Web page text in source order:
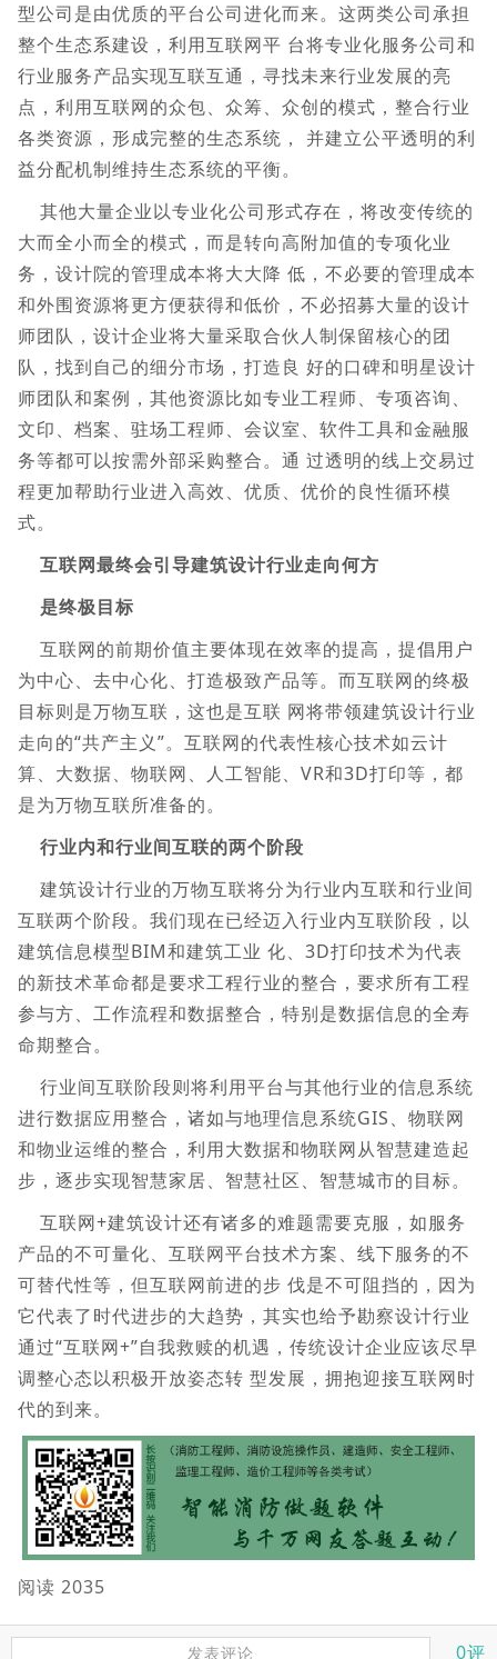
型公司是由优质的平台公司进化而来。这两类公司承担
整个生态系建设，利用互联网平 台将专业化服务公司和
行业服务产品实现互联互通，寻找未来行业发展的亮
点，利用互联网的众包、众筹、众创的模式，整合行业
各类资源，形成完整的生态系统， 并建立公平透明的利
益分配机制维持生态系统的平衡。
其他大量企业以专业化公司形式存在，将改变传统的
大而全小而全的模式，而是转向高附加值的专项化业
务，设计院的管理成本将大大降 低，不必要的管理成本
和外围资源将更方便获得和低价，不必招募大量的设计
师团队，设计企业将大量采取合伙人制保留核心的团
队，找到自己的细分市场，打造良 好的口碑和明星设计
师团队和案例，其他资源比如专业工程师、专项咨询、
文印、档案、驻场工程师、会议室、软件工具和金融服
务等都可以按需外部采购整合。通 过透明的线上交易过
程更加帮助行业进入高效、优质、优价的良性循环模
式。
互联网最终会引导建筑设计行业走向何方
是终极目标
互联网的前期价值主要体现在效率的提高，提倡用户
为中心、去中心化、打造极致产品等。而互联网的终极
目标则是万物互联，这也是互联 网将带领建筑设计行业
走向的“共产主义”。互联网的代表性核心技术如云计
算、大数据、物联网、人工智能、VR和3D打印等，都
是为万物互联所准备的。
行业内和行业间互联的两个阶段
建筑设计行业的万物互联将分为行业内互联和行业间
互联两个阶段。我们现在已经迈入行业内互联阶段，以
建筑信息模型BIM和建筑工业 化、3D打印技术为代表
的新技术革命都是要求工程行业的整合，要求所有工程
参与方、工作流程和数据整合，特别是数据信息的全寿
命期整合。
行业间互联阶段则将利用平台与其他行业的信息系统
进行数据应用整合，诸如与地理信息系统GIS、物联网
和物业运维的整合，利用大数据和物联网从智慧建造起
步，逐步实现智慧家居、智慧社区、智慧城市的目标。
互联网+建筑设计还有诸多的难题需要克服，如服务
产品的不可量化、互联网平台技术方案、线下服务的不
可替代性等，但互联网前进的步 伐是不可阻挡的，因为
它代表了时代进步的大趋势，其实也给予勘察设计行业
通过“互联网+”自我救赎的机遇，传统设计企业应该尽早
调整心态以积极开放姿态转 型发展，拥抱迎接互联网时
代的到来。
阅读 2035
发表评论 0评